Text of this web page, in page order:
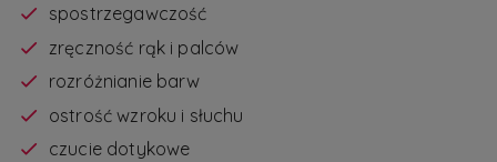
spostrzegawczość
zręczność rąk i palców
rozróżnianie barw
ostrość wzroku i słuchu
czucie dotykowe